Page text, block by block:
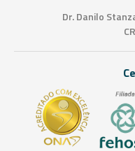
Dr. Danilo